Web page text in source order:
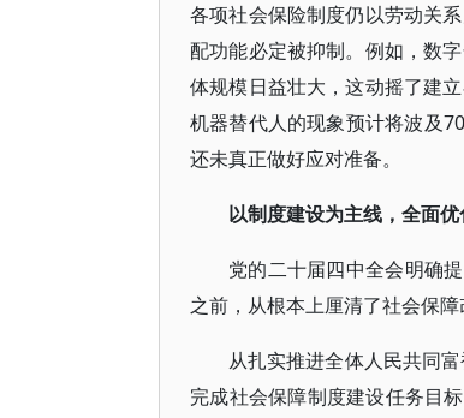
各项社会保险制度仍以劳动关
配功能必定被抑制。例如，数
体规模日益壮大，这动摇了建
机器替代人的现象预计将波及
还未真正做好应对准备。
以制度建设为主线，全面
党的二十届四中全会明确
之前，从根本上厘清了社会保
从扎实推进全体人民共同
完成社会保障制度建设任务目